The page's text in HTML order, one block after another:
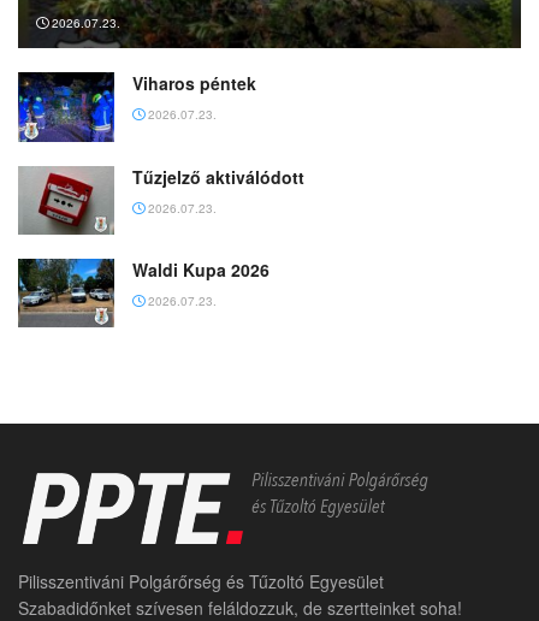
2026.07.23.
Viharos péntek
2026.07.23.
Tűzjelző aktiválódott
2026.07.23.
Waldi Kupa 2026
2026.07.23.
Pilisszentiváni Polgárőrség és Tűzoltó Egyesület
Szabadidőnket szívesen feláldozzuk, de szertteinket soha!